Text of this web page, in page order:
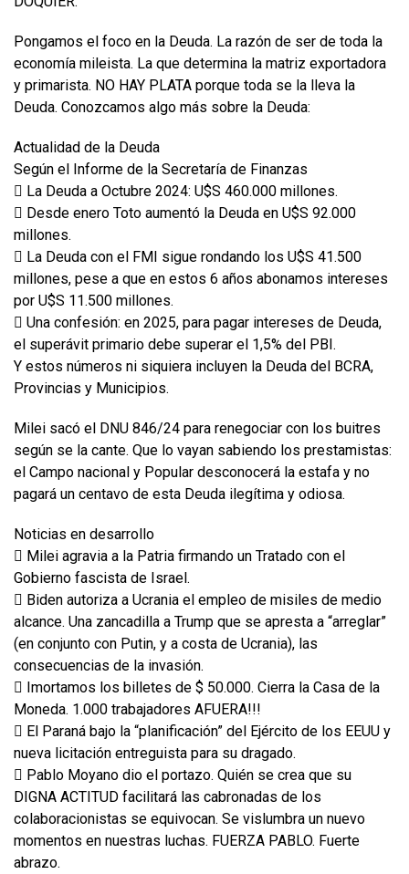
Pongamos el foco en la Deuda. La razón de ser de toda la
economía mileista. La que determina la matriz exportadora
y primarista. NO HAY PLATA porque toda se la lleva la
Deuda. Conozcamos algo más sobre la Deuda:
Actualidad de la Deuda
Según el Informe de la Secretaría de Finanzas
 La Deuda a Octubre 2024: U$S 460.000 millones.
 Desde enero Toto aumentó la Deuda en U$S 92.000
millones.
 La Deuda con el FMI sigue rondando los U$S 41.500
millones, pese a que en estos 6 años abonamos intereses
por U$S 11.500 millones.
 Una confesión: en 2025, para pagar intereses de Deuda,
el superávit primario debe superar el 1,5% del PBI.
Y estos números ni siquiera incluyen la Deuda del BCRA,
Provincias y Municipios.
Milei sacó el DNU 846/24 para renegociar con los buitres
según se la cante. Que lo vayan sabiendo los prestamistas:
el Campo nacional y Popular desconocerá la estafa y no
pagará un centavo de esta Deuda ilegítima y odiosa.
Noticias en desarrollo
 Milei agravia a la Patria firmando un Tratado con el
Gobierno fascista de Israel.
 Biden autoriza a Ucrania el empleo de misiles de medio
alcance. Una zancadilla a Trump que se apresta a “arreglar”
(en conjunto con Putin, y a costa de Ucrania), las
consecuencias de la invasión.
 Imortamos los billetes de $ 50.000. Cierra la Casa de la
Moneda. 1.000 trabajadores AFUERA!!!
 El Paraná bajo la “planificación” del Ejército de los EEUU y
nueva licitación entreguista para su dragado.
 Pablo Moyano dio el portazo. Quién se crea que su
DIGNA ACTITUD facilitará las cabronadas de los
colaboracionistas se equivocan. Se vislumbra un nuevo
momentos en nuestras luchas. FUERZA PABLO. Fuerte
abrazo.